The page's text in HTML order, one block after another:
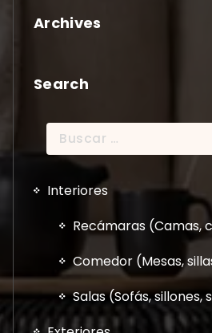
Archives
Search
Buscar:
Interiores
Recámaras (Camas,
Comedor (Mesas,
Salas (Sofás,